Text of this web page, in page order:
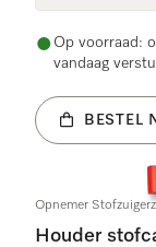
Op voorraad:
vandaag
BESTEL
Opnemer
Houder